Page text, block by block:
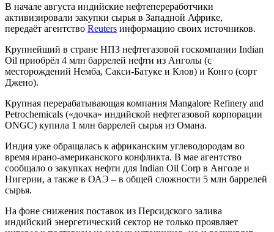
В начале августа индийские нефтепереработчики
активизировали закупки сырья в Западной Африке,
передаёт агентство Reuters информацию своих источников.
Крупнейший в стране НПЗ нефтегазовой госкомпании Indian
Oil приобрёл 4 млн баррелей нефти из Анголы (с
месторождений Немба, Сакси-Батуке и Клов) и Конго (сорт
Джено).
Крупная перерабатывающая компания Mangalore Refinery and
Petrochemicals («дочка» индийской нефтегазовой корпорации
ONGC) купила 1 млн баррелей сырья из Омана.
Индия уже обращалась к африканским углеводородам во
время ирано-американского конфликта. В мае агентство
сообщало о закупках нефти для Indian Oil Corp в Анголе и
Нигерии, а также в ОАЭ – в общей сложности 5 млн баррелей
сырья.
На фоне снижения поставок из Персидского залива
индийский энергетический сектор не только проявляет